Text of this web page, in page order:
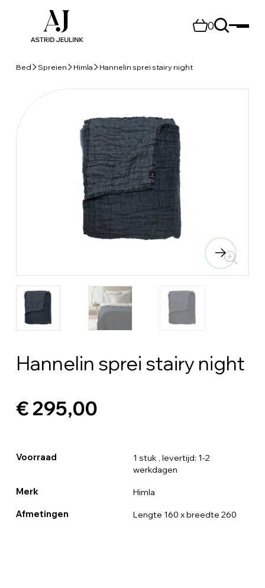
0
Bed Spreien Himla Hannelin sprei stairy night
Hannelin sprei stairy night
€ 295,00
Voorraad 1 stuk , levertijd: 1-2
werkdagen
Merk Himla
Afmetingen Lengte 160 x breedte 260